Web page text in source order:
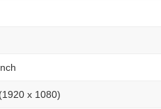
x 1080)